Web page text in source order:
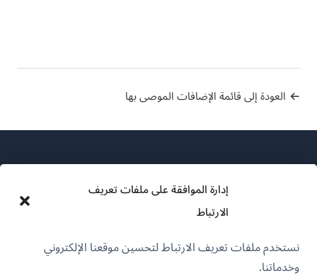
إدارة الموافقة على ملفات تعريف
الارتباط
نستخدم ملفات تعريف الارتباط لتحسين موقعنا الإلكتروني
وخدماتنا.
العودة إلى قائمة الإضافات الموصى بها
سياسة GDPR والخصوصية